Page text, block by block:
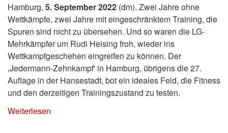
Hamburg, 5. September 2022 (dm). Zwei Jahre ohne
Wettkämpfe, zwei Jahre mit eingeschränktem Training, die
Spuren sind nicht zu übersehen. Und so waren die LG-
Mehrkämpfer um Rudi Heising froh, wieder ins
Wettkampfgeschehen eingreifen zu können. Der
‚Jedermann-Zehnkampf' in Hamburg, übrigens die 27.
Auflage in der Hansestadt, bot ein ideales Feld, die Fitness
und den derzeitigen Trainingszustand zu testen.
Weiterlesen